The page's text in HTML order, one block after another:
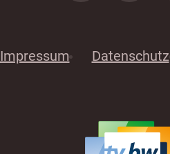
Impressum Datenschutz